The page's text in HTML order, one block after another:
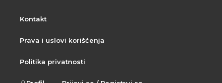
Kontakt
Prava i uslovi korišćenja
Politika privatnosti